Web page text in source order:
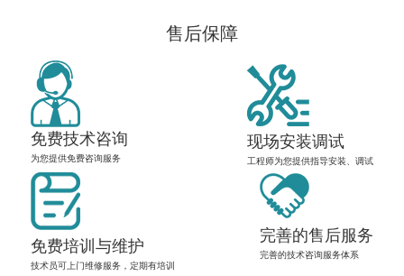
售后保障
免费技术咨询
为您提供免费咨询服务
现场安装调试
工程师为您提供指导安装、调试
免费培训与维护
技术员可上门维修服务，定期有培训
完善的售后服务
完善的技术咨询服务体系